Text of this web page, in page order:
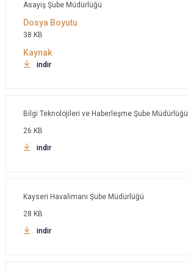
Asayiş Şube Müdürlüğü
38 KB
indir
Bilgi Teknolojileri ve Haberleşme Şube Müdürlüğü
26 KB
indir
Kayseri Havalimanı Şube Müdürlüğü
28 KB
indir